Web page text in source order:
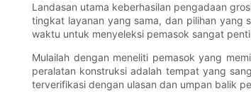
Landasan utama keberhasilan pengadaan
tingkat layanan yang sama, dan pilihan yang
waktu untuk menyeleksi pemasok sangat
Mulailah dengan meneliti pemasok yang
peralatan konstruksi adalah tempat yang
terverifikasi dengan ulasan dan umpan balik